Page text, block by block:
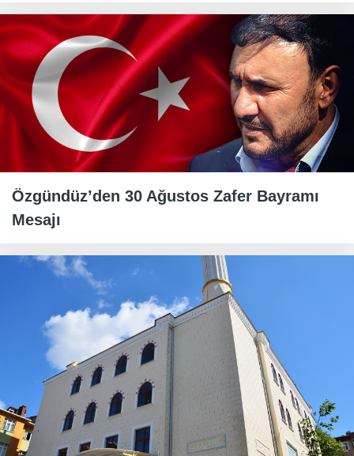
Özgündüz’den 30 Ağustos Zafer Bayramı
Mesajı